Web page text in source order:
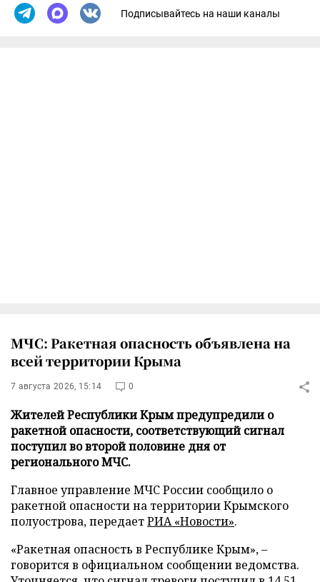
Подписывайтесь на наши каналы
МЧС: Ракетная опасность объявлена на
всей территории Крыма
7 августа 2026, 15:14 0
Жителей Республики Крым предупредили о
ракетной опасности, соответствующий сигнал
поступил во второй половине дня от
регионального МЧС.
Главное управление МЧС России сообщило о
ракетной опасности на территории Крымского
полуострова, передаетРИА «Новости».
«Ракетная опасность в Республике Крым», –
говорится в официальном сообщении ведомства.